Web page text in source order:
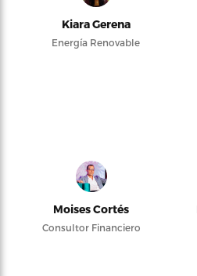
Kiara Gerena
Energía Renovable
Moises Cortés
Consultor Financiero